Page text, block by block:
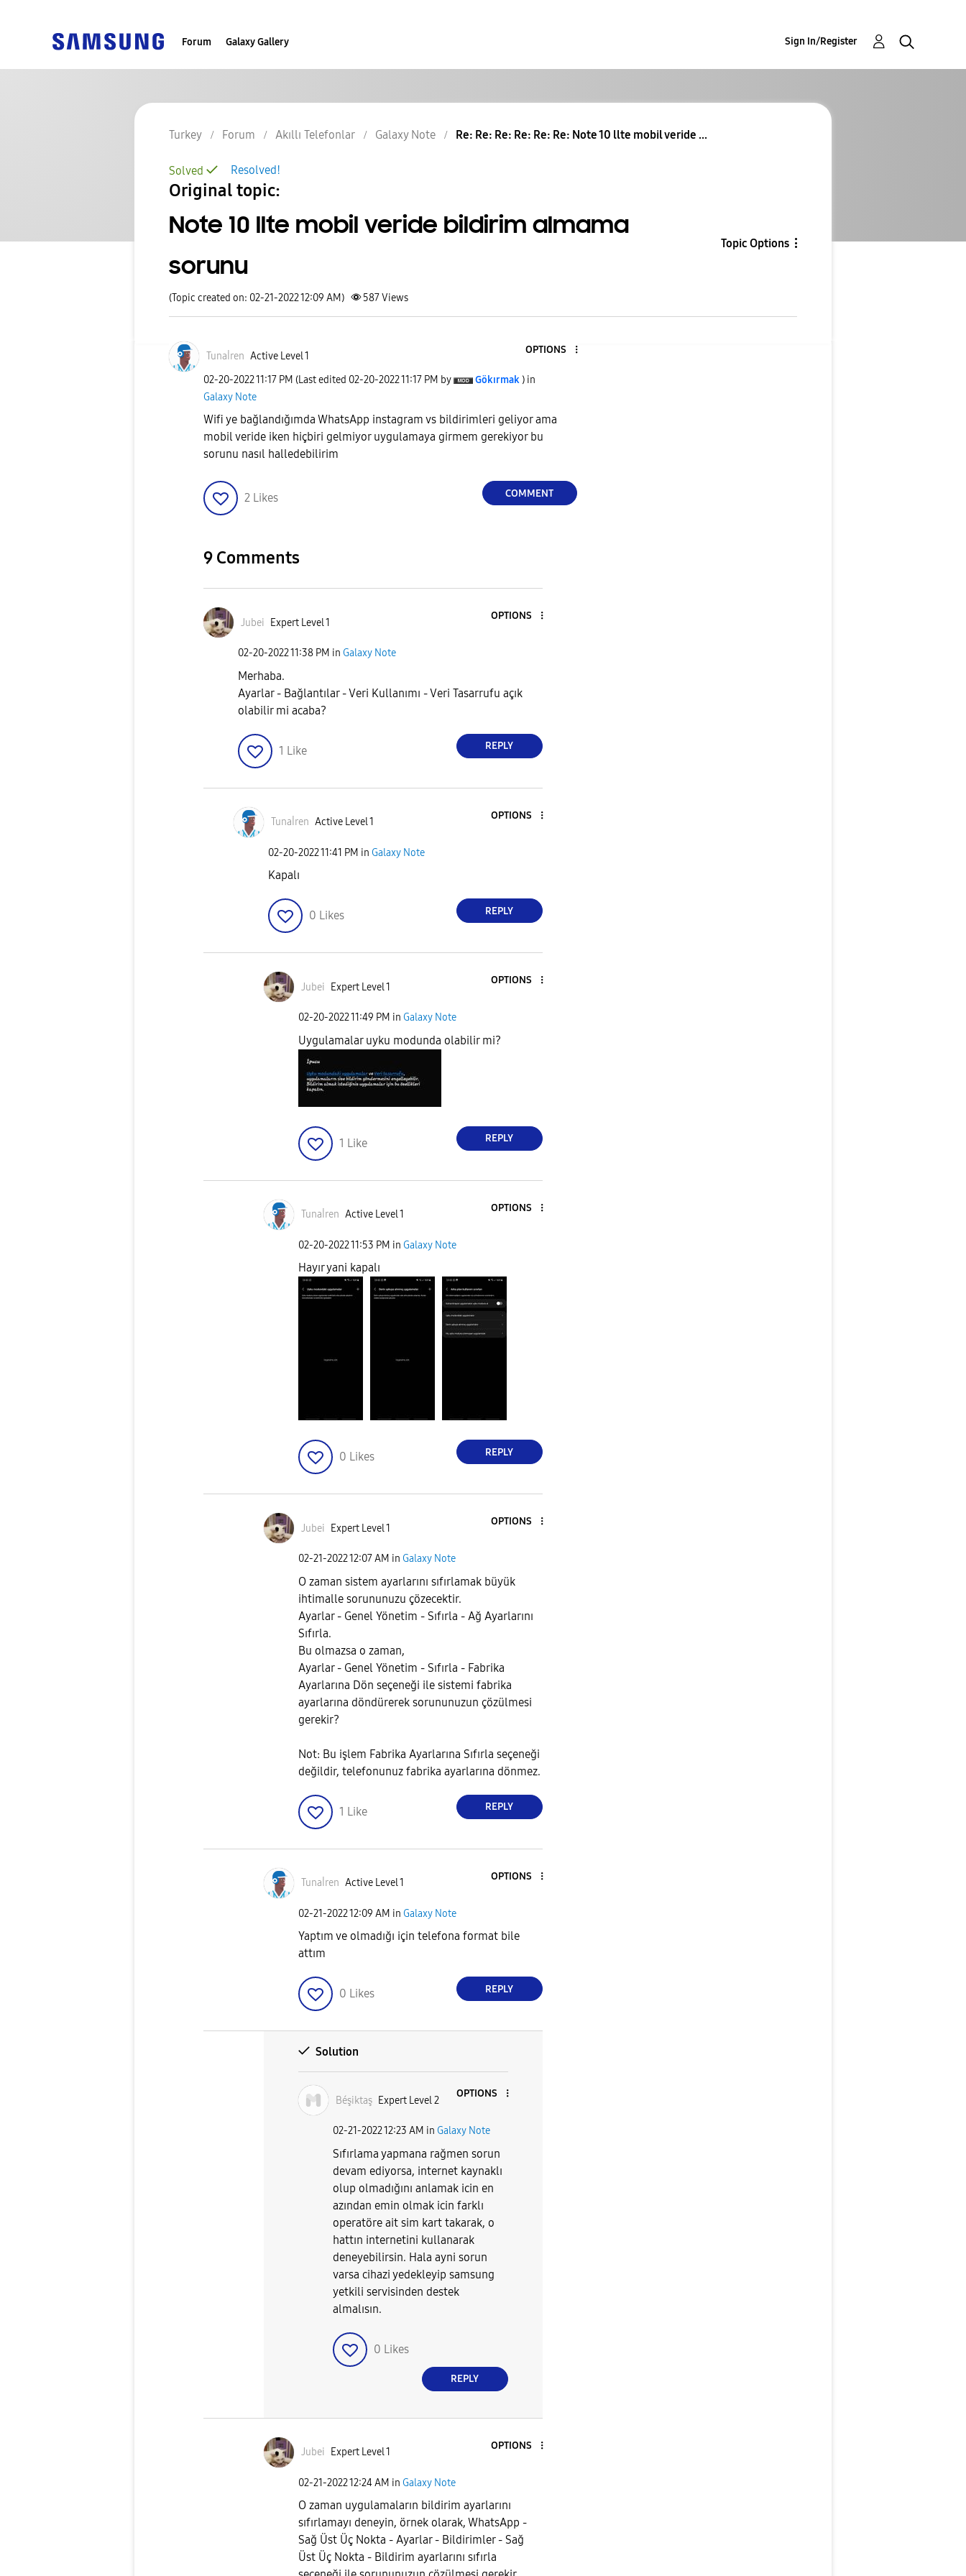
Forum Galaxy Gallery Sign In/Register
Turkey Forum Akıllı Telefonlar Galaxy Note Re: Re: Re: Re: Re: Re: Note 10 llte mobil veride ...
Resolved!
Solved
Original topic:
Note 10 llte mobil veride bildirim almama
sorunu
Topic Options
(Topic created on: 02-21-2022 12:09 AM) 587Views
Tunaİren Active Level 1
OPTIONS
‎02-20-202211:17 PM (Last edited ‎02-20-202211:17 PM by Gökırmak ) in
Galaxy Note
Wifi ye bağlandığımda WhatsApp instagram vs bildirimleri geliyor ama
mobil veride iken hiçbiri gelmiyor uygulamaya girmem gerekiyor bu
sorunu nasıl halledebilirim
2 Likes COMMENT
9 Comments
Jubei Expert Level 1
OPTIONS
‎02-20-202211:38 PM in Galaxy Note
Merhaba.
Ayarlar - Bağlantılar - Veri Kullanımı - Veri Tasarrufu açık
olabilir mi acaba?
1 Like REPLY
Tunaİren Active Level 1
OPTIONS
‎02-20-202211:41 PM in Galaxy Note
Kapalı
0 Likes REPLY
Jubei Expert Level 1
OPTIONS
‎02-20-202211:49 PM in Galaxy Note
Uygulamalar uyku modunda olabilir mi?
1 Like REPLY
Tunaİren Active Level 1
OPTIONS
‎02-20-202211:53 PM in Galaxy Note
Hayır yani kapalı
0 Likes REPLY
Jubei Expert Level 1
OPTIONS
‎02-21-202212:07 AM in Galaxy Note
O zaman sistem ayarlarını sıfırlamak büyük
ihtimalle sorununuzu çözecektir.
Ayarlar - Genel Yönetim - Sıfırla - Ağ Ayarlarını
Sıfırla.
Bu olmazsa o zaman,
Ayarlar - Genel Yönetim - Sıfırla - Fabrika
Ayarlarına Dön seçeneği ile sistemi fabrika
ayarlarına döndürerek sorununuzun çözülmesi
gerekir?
Not: Bu işlem Fabrika Ayarlarına Sıfırla seçeneği
değildir, telefonunuz fabrika ayarlarına dönmez.
1 Like REPLY
Tunaİren Active Level 1
OPTIONS
‎02-21-202212:09 AM in Galaxy Note
Yaptım ve olmadığı için telefona format bile
attım
0 Likes REPLY
Solution
Béşiktaş Expert Level 2
OPTIONS
‎02-21-202212:23 AM in Galaxy Note
Sıfırlama yapmana rağmen sorun
devam ediyorsa, internet kaynaklı
olup olmadığını anlamak icin en
azından emin olmak icin farklı
operatöre ait sim kart takarak, o
hattın internetini kullanarak
deneyebilirsin. Hala ayni sorun
varsa cihazi yedekleyip samsung
yetkili servisinden destek
almalısın.
0 Likes
REPLY
Jubei Expert Level 1
OPTIONS
‎02-21-202212:24 AM in Galaxy Note
O zaman uygulamaların bildirim ayarlarını
sıfırlamayı deneyin, örnek olarak, WhatsApp -
Sağ Üst Üç Nokta - Ayarlar - Bildirimler - Sağ
Üst Üç Nokta - Bildirim ayarlarını sıfırla